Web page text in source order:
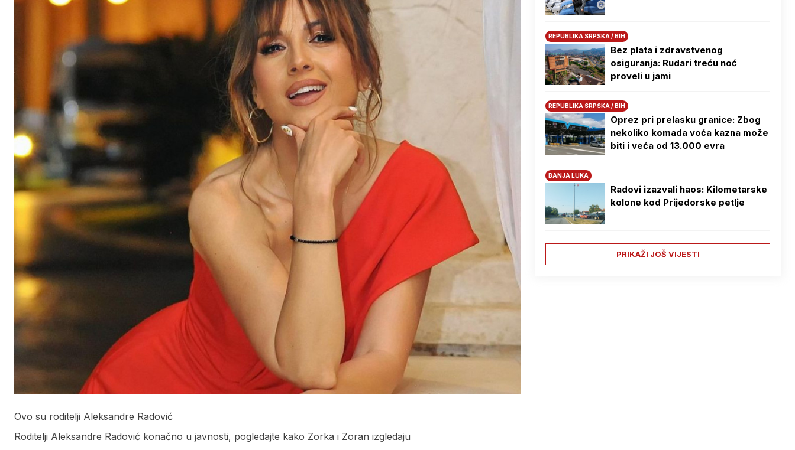
Ovo su roditelji Aleksandre Radović
Roditelji Aleksandre Radović konačno u javnosti, pogledajte kako Zorka i Zoran izgledaju
REPUBLIKA SRPSKA / BIH
Bez plata i zdravstvenog
osiguranja: Rudari treću noć
proveli u jami
REPUBLIKA SRPSKA / BIH
Oprez pri prelasku granice: Zbog
nekoliko komada voća kazna može
biti i veća od 13.000 evra
BANJA LUKA
Radovi izazvali haos: Kilometarske
kolone kod Prijedorske petlje
PRIKAŽI JOŠ VIJESTI